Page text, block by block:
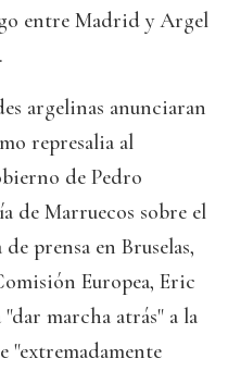
entre Madrid y Argel
argelinas anunciaran
represalia al
de Pedro
de Marruecos sobre el
prensa en Bruselas,
Europea, Eric
marcha atrás" a la
"extremadamente